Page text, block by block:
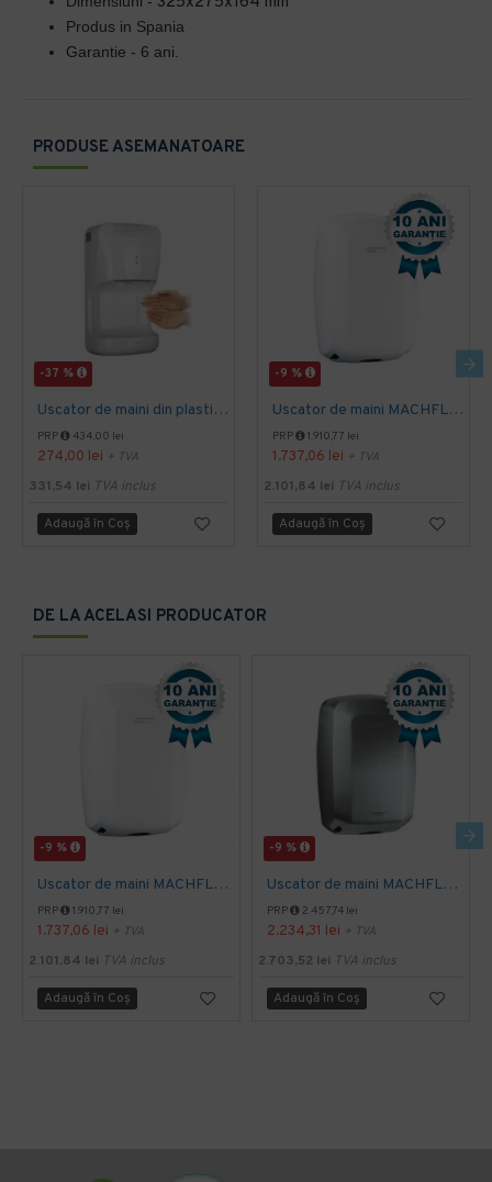
PRODUSE ASEMANATOARE
-37 %
Uscator de maini din plastic 1400 W AQAS
PRP 434,00 lei
274,00 lei + TVA
331,54 lei TVA inclus
Adaugă în Coş
-9 %
Uscator de maini MACHFLOW, gama Eco, actionare cu senzor, Mediclinics
PRP 1.910,77 lei
1.737,06 lei + TVA
2.101,84 lei TVA inclus
Adaugă în Coş
DE LA ACELASI PRODUCATOR
-9 %
Uscator de maini MACHFLOW, gama Eco, actionare cu senzor, Mediclinics
PRP 1.910,77 lei
1.737,06 lei + TVA
2.101,84 lei TVA inclus
Adaugă în Coş
-9 %
Uscator de maini MACHFLOW, actionare cu senzor, gama ECO, Mediclinics
PRP 2.457,74 lei
2.234,31 lei + TVA
2.703,52 lei TVA inclus
Adaugă în Coş
Produs in Spania
Garantie - 6 ani.